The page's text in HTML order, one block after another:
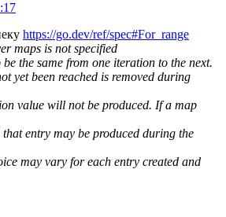
https://go.dev/ref/spec#For_range
maps is not specified
the same from one iteration to the next.
yet been reached is removed during
value will not be produced. If a map
entry may be produced during the
may vary for each entry created and